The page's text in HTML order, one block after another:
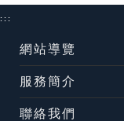
:::
網站導覽
服務簡介
聯絡我們